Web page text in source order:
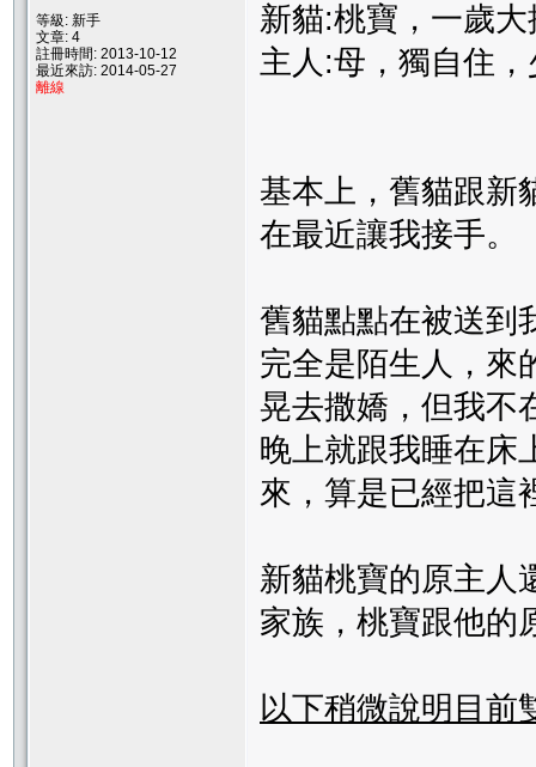
等級: 新手
文章: 4
註冊時間: 2013-10-12
最近來訪: 2014-05-27
離線
新貓:桃寶，一歲
主人:母，獨自住
基本上，舊貓跟新
在最近讓我接手。
舊貓點點在被送到
完全是陌生人，來
晃去撒嬌，但我不
晚上就跟我睡在床
來，算是已經把這
新貓桃寶的原主人
家族，桃寶跟他的
以下稍微說明目前